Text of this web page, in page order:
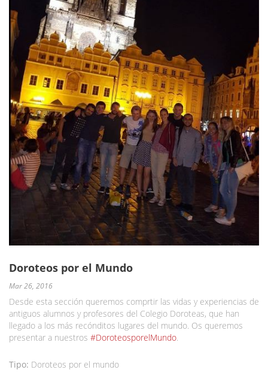
Doroteos por el Mundo
Mar 26, 2016
Desde esta sección queremos comprtir las vidas y experiencias de
antiguos alumnos y profesores del Colegio Doroteas, que han
llegado a los más recónditos lugares del mundo. Os queremos
presentar a nuestros #DoroteosporelMundo.
Tipo: Doroteos por el mundo